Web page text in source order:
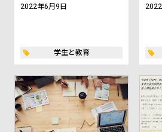
2022年6月9日
学生と教育